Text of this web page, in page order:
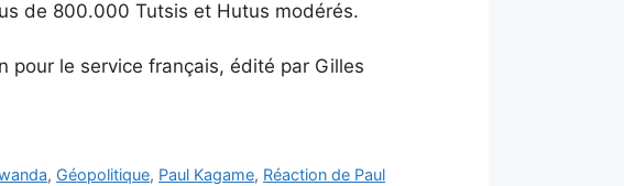
de 800.000 Tutsis et Hutus modérés.
pour le service français, édité par Gilles
, Géopolitique, Paul Kagame, Réaction de Paul